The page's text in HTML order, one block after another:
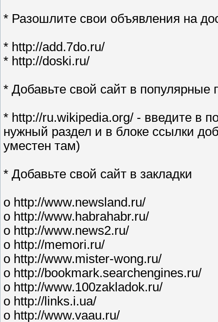
* Разошлите свои объявления на
* http://add.7do.ru/
* http://doski.ru/
* Добавьте свой сайт в популярные
* http://ru.wikipedia.org/ - введите в
нужный раздел и в блоке ссылки
уместен там)
* Добавьте свой сайт в закладки
o http://www.newsland.ru/
o http://www.habrahabr.ru/
o http://www.news2.ru/
o http://memori.ru/
o http://www.mister-wong.ru/
o http://bookmark.searchengines.ru/
o http://www.100zakladok.ru/
o http://links.i.ua/
o http://www.vaau.ru/